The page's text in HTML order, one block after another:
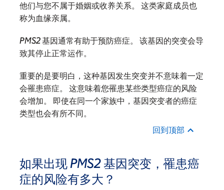
他们与您不属于婚姻或收养关系。 这类家庭成员也
称为血缘亲属。
PMS2基因通常有助于预防癌症。 该基因的突变会导
致其停止正常运作。
重要的是要明白，这种基因发生突变并不意味着一定
会罹患癌症。 这意味着您罹患某些类型癌症的风险
会增加。 即使在同一个家族中，基因突变者的癌症
类型也会有所不同。
回到顶部
如果出现 PMS2 基因突变，罹患癌
症的风险有多大？